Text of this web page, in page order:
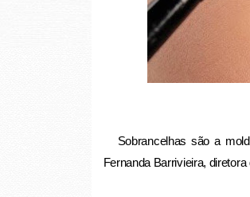
Sobrancelhas são a
Fernanda Barrivieira,